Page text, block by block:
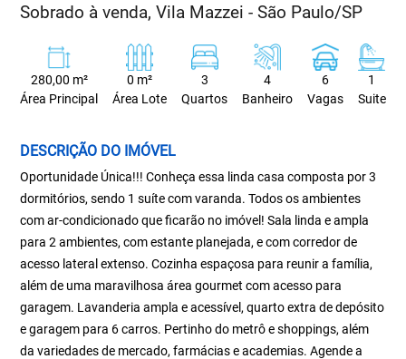
Sobrado à venda, Vila Mazzei - São Paulo/SP
280,00 m²
Área Principal
0 m²
Área Lote
3
Quartos
4
Banheiro
6
Vagas
1
Suite
DESCRIÇÃO DO IMÓVEL
Oportunidade Única!!! Conheça essa linda casa composta por 3
dormitórios, sendo 1 suíte com varanda. Todos os ambientes
com ar-condicionado que ficarão no imóvel! Sala linda e ampla
para 2 ambientes, com estante planejada, e com corredor de
acesso lateral extenso. Cozinha espaçosa para reunir a família,
além de uma maravilhosa área gourmet com acesso para
garagem. Lavanderia ampla e acessível, quarto extra de depósito
e garagem para 6 carros. Pertinho do metrô e shoppings, além
da variedades de mercado, farmácias e academias. Agende a